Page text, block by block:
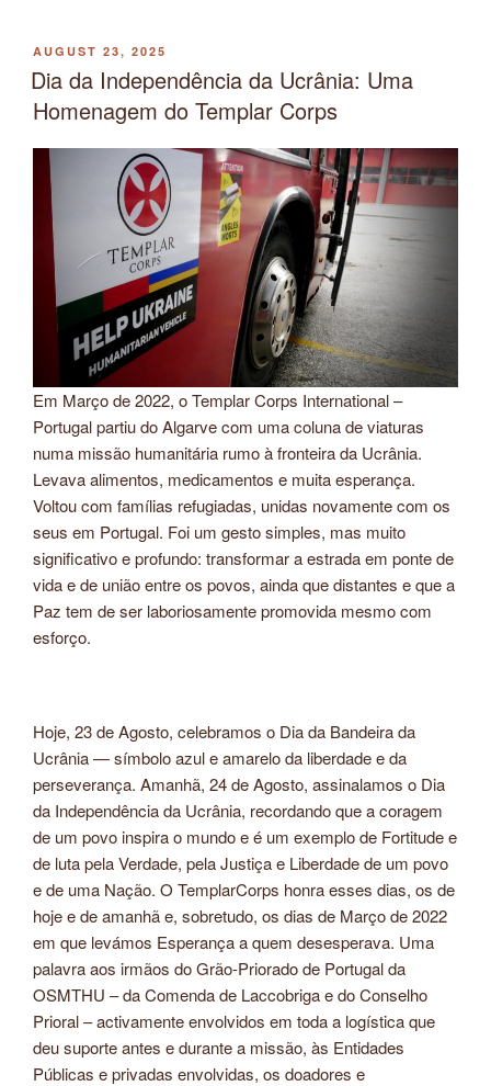
POSTED
ON
AUGUST 23, 2025
Dia da Independência da Ucrânia: Uma
Homenagem do Templar Corps
Em Março de 2022, o Templar Corps International –
Portugal partiu do Algarve com uma coluna de viaturas
numa missão humanitária rumo à fronteira da Ucrânia.
Levava alimentos, medicamentos e muita esperança.
Voltou com famílias refugiadas, unidas novamente com os
seus em Portugal. Foi um gesto simples, mas muito
significativo e profundo: transformar a estrada em ponte de
vida e de união entre os povos, ainda que distantes e que a
Paz tem de ser laboriosamente promovida mesmo com
esforço.
Hoje, 23 de Agosto, celebramos o Dia da Bandeira da
Ucrânia — símbolo azul e amarelo da liberdade e da
perseverança. Amanhã, 24 de Agosto, assinalamos o Dia
da Independência da Ucrânia, recordando que a coragem
de um povo inspira o mundo e é um exemplo de Fortitude e
de luta pela Verdade, pela Justiça e Liberdade de um povo
e de uma Nação. O TemplarCorps honra esses dias, os de
hoje e de amanhã e, sobretudo, os dias de Março de 2022
em que levámos Esperança a quem desesperava. Uma
palavra aos irmãos do Grão-Priorado de Portugal da
OSMTHU – da Comenda de Laccobriga e do Conselho
Prioral – activamente envolvidos em toda a logística que
deu suporte antes e durante a missão, às Entidades
Públicas e privadas envolvidas, os doadores e